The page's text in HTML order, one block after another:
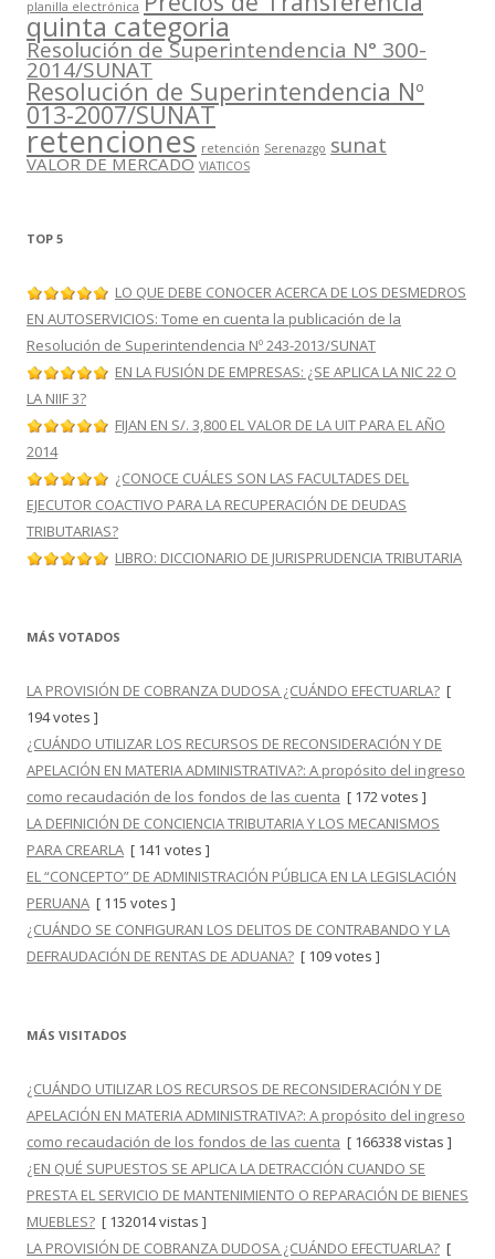
planilla electrónica
quinta categoria
Resolución de Superintendencia N° 300-
2014/SUNAT
Resolución de Superintendencia Nº
013-2007/SUNAT
retenciones retención Serenazgo sunat
VALOR DE MERCADO VIATICOS
TOP 5
LO QUE DEBE CONOCER ACERCA DE LOS DESMEDROS
EN AUTOSERVICIOS: Tome en cuenta la publicación de la
Resolución de Superintendencia Nº 243-2013/SUNAT
EN LA FUSIÓN DE EMPRESAS: ¿SE APLICA LA NIC 22 O
LA NIIF 3?
FIJAN EN S/. 3,800 EL VALOR DE LA UIT PARA EL AÑO
2014
¿CONOCE CUÁLES SON LAS FACULTADES DEL
EJECUTOR COACTIVO PARA LA RECUPERACIÓN DE DEUDAS
TRIBUTARIAS?
LIBRO: DICCIONARIO DE JURISPRUDENCIA TRIBUTARIA
MÁS VOTADOS
LA PROVISIÓN DE COBRANZA DUDOSA ¿CUÁNDO EFECTUARLA? [
194 votes ]
¿CUÁNDO UTILIZAR LOS RECURSOS DE RECONSIDERACIÓN Y DE
APELACIÓN EN MATERIA ADMINISTRATIVA?: A propósito del ingreso
como recaudación de los fondos de las cuenta [ 172 votes ]
LA DEFINICIÓN DE CONCIENCIA TRIBUTARIA Y LOS MECANISMOS
PARA CREARLA [ 141 votes ]
EL “CONCEPTO” DE ADMINISTRACIÓN PÚBLICA EN LA LEGISLACIÓN
PERUANA [ 115 votes ]
¿CUÁNDO SE CONFIGURAN LOS DELITOS DE CONTRABANDO Y LA
DEFRAUDACIÓN DE RENTAS DE ADUANA? [ 109 votes ]
MÁS VISITADOS
¿CUÁNDO UTILIZAR LOS RECURSOS DE RECONSIDERACIÓN Y DE
APELACIÓN EN MATERIA ADMINISTRATIVA?: A propósito del ingreso
como recaudación de los fondos de las cuenta [ 166338 vistas ]
¿EN QUÉ SUPUESTOS SE APLICA LA DETRACCIÓN CUANDO SE
PRESTA EL SERVICIO DE MANTENIMIENTO O REPARACIÓN DE BIENES
MUEBLES? [ 132014 vistas ]
LA PROVISIÓN DE COBRANZA DUDOSA ¿CUÁNDO EFECTUARLA? [